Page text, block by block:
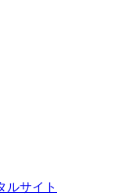
ルサイト